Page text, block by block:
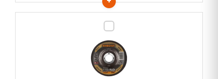
201064
tronçonner
déporté
en